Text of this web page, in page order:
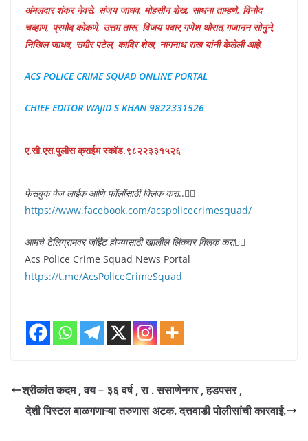
अंमलदार शंकर नेवसे, संजय जाधव, मोहसीन शेख, साधना ताम्हणे, विनोद
चव्हाण, प्रमोद कोकणे, उत्तम तारू, विजय पवार,गणेश थोरात,गजानन सोनुने,
निखिल जाधव, समीर पटेल, कादिर शेख, नागनाथ राख यांनी केलेली आहे.
ACS POLICE CRIME SQUAD ONLINE PORTAL
CHIEF EDITOR WAJID S KHAN 9822331526
ए.सी.एस.पुलीस क्राईम स्कॉड.९८२२३३१५२६
फेसबुक पेज लाईक आणि फॉलॉसाठी क्लिक करा..👇🏻
https://www.facebook.com/acspolicecrimesquad/
आमचे टेलिग्रामवर जॉईंट होण्यासाठी खालील लिंकवर क्लिक करा👇🏻
Acs Police Crime Squad News Portal
https://t.me/AcsPoliceCrimeSquad
श्रीकांत कदम , वय – ३६ वर्ष , रा . ससाणेनगर , हडपसर ,
देशी पिस्टल बाळगणाऱ्या तरुणास अटक. दत्तवाडी पोलीसांची कारवाई.